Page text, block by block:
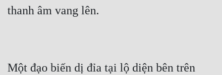
thanh âm vang lên.
Một đạo biến dị đỉa tại lộ diện bên trên